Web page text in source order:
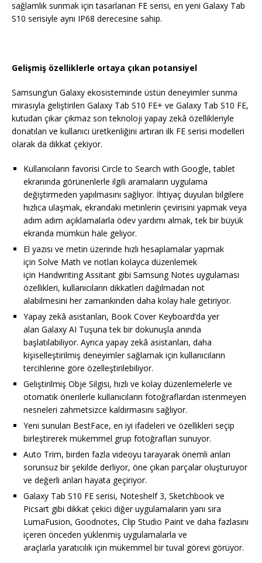
sağlamlık sunmak için tasarlanan FE serisi, en yeni Galaxy Tab
S10 serisiyle aynı IP68 derecesine sahip.
Gelişmiş özelliklerle ortaya çıkan potansiyel
Samsung’un Galaxy ekosisteminde üstün deneyimler sunma
mirasıyla geliştirilen Galaxy Tab S10 FE+ ve Galaxy Tab S10 FE,
kutudan çıkar çıkmaz son teknoloji yapay zekâ özellikleriyle
donatılan ve kullanıcı üretkenliğini artıran ilk FE serisi modelleri
olarak da dikkat çekiyor.
Kullanıcıların favorisi Circle to Search with Google, tablet
ekranında görünenlerle ilgili aramaların uygulama
değiştirmeden yapılmasını sağlıyor. İhtiyaç duyulan bilgilere
hızlıca ulaşmak, ekrandaki metinlerin çevirisini yapmak veya
adım adım açıklamalarla ödev yardımı almak, tek bir büyük
ekranda mümkün hale geliyor.
El yazısı ve metin üzerinde hızlı hesaplamalar yapmak
için Solve Math ve notları kolayca düzenlemek
için Handwriting Assitant gibi Samsung Notes uygulaması
özellikleri, kullanıcıların dikkatleri dağılmadan not
alabilmesini her zamankinden daha kolay hale getiriyor.
Yapay zekâ asistanları, Book Cover Keyboard’da yer
alan Galaxy AI Tuşuna tek bir dokunuşla anında
başlatılabiliyor. Ayrıca yapay zekâ asistanları, daha
kişiselleştirilmiş deneyimler sağlamak için kullanıcıların
tercihlerine göre özelleştirilebiliyor.
Geliştirilmiş Obje Silgisi, hızlı ve kolay düzenlemelerle ve
otomatik önerilerle kullanıcıların fotoğraflardan istenmeyen
nesneleri zahmetsizce kaldırmasını sağlıyor.
Yeni sunulan BestFace, en iyi ifadeleri ve özellikleri seçip
birleştirerek mükemmel grup fotoğrafları sunuyor.
Auto Trim, birden fazla videoyu tarayarak önemli anları
sorunsuz bir şekilde derliyor, öne çıkan parçalar oluşturuyor
ve değerli anları hayata geçiriyor.
Galaxy Tab S10 FE serisi, Noteshelf 3, Sketchbook ve
Picsart gibi dikkat çekici diğer uygulamaların yanı sıra
LumaFusion, Goodnotes, Clip Studio Paint ve daha fazlasını
içeren önceden yüklenmiş uygulamalarla ve
araçlarla yaratıcılık için mükemmel bir tuval görevi görüyor.